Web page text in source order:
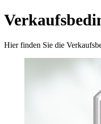
Hier finden Sie die